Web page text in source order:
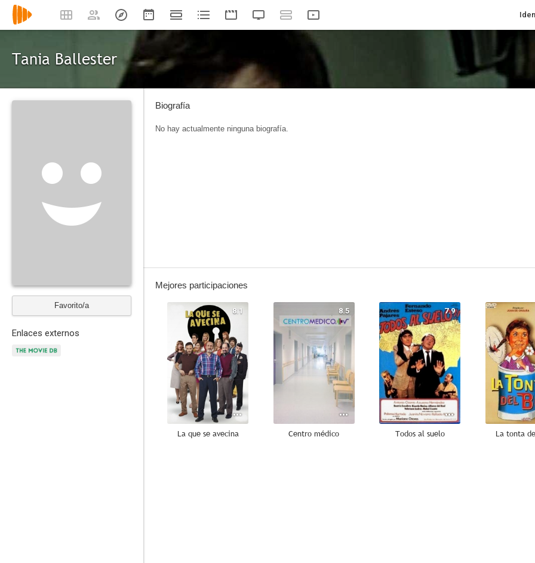
Tania Ballester
Favorito/a
Enlaces externos
Biografía
No hay actualmente ninguna biografía.
Mejores participaciones
8.1
La que se avecina
8.5
Centro médico
7.9
Todos al suelo La tonta